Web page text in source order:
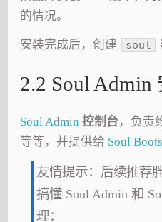
的情况。
安装完成后，创建 soul
2.2 Soul Admin
Soul Admin 控制台 ，负责
等等，并提供给 Soul
友情提示：后续推荐
搞懂 Soul Admin 和
理：